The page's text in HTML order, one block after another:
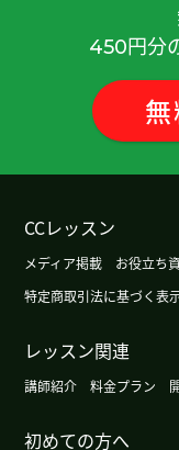
希望医生能给
事情来做、多
闹钟起作用了
谢。
最近、我养成了
习惯。不过我已
到听不懂的地方
每次都是开车去
450円分
CCレッスン
メディア掲載 お役立ち
特定商取引法に基づく表
レッスン関連
講師紹介 料金プラン
初めての方へ